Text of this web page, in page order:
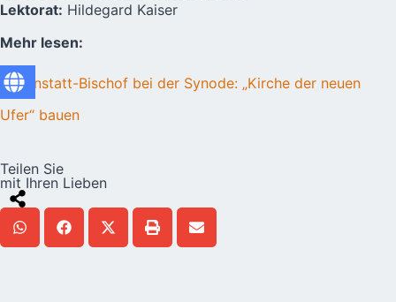
Lektorat: Hildegard Kaiser
Mehr lesen:
Schönstatt-Bischof bei der Synode: „Kirche der neuen
Ufer“ bauen
Teilen Sie
mit Ihren Lieben